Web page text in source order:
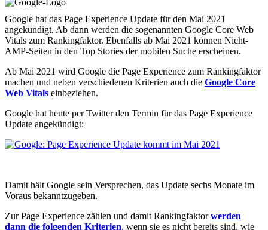
Google hat das Page Experience Update für den Mai 2021
angekündigt. Ab dann werden die sogenannten Google Core Web
Vitals zum Rankingfaktor. Ebenfalls ab Mai 2021 können Nicht-
AMP-Seiten in den Top Stories der mobilen Suche erscheinen.
Ab Mai 2021 wird Google die Page Experience zum Rankingfaktor
machen und neben verschiedenen Kriterien auch die Google Core
Web Vitals einbeziehen.
Google hat heute per Twitter den Termin für das Page Experience
Update angekündigt:
Damit hält Google sein Versprechen, das Update sechs Monate im
Voraus bekanntzugeben.
Zur Page Experience zählen und damit Rankingfaktorwerden
dann die folgenden Kriterien, wenn sie es nicht bereits sind, wie